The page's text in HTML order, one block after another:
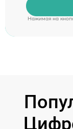
Нажимая на